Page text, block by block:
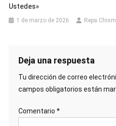
Ustedes»
1 de marzo de 2026 Repa
Deja una respuesta
Tu dirección de correo
campos obligatorios están
Comentario *